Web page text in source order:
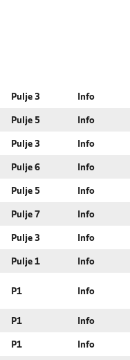
Pulje 3 Info
Pulje 5 Info
Pulje 3 Info
Pulje 6 Info
Pulje 5 Info
Pulje 7 Info
Pulje 3 Info
Pulje 1 Info
P1 Info
P1 Info
P1 Info